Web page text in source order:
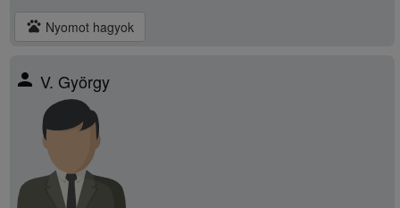
pets Nyomot hagyok
person V. György